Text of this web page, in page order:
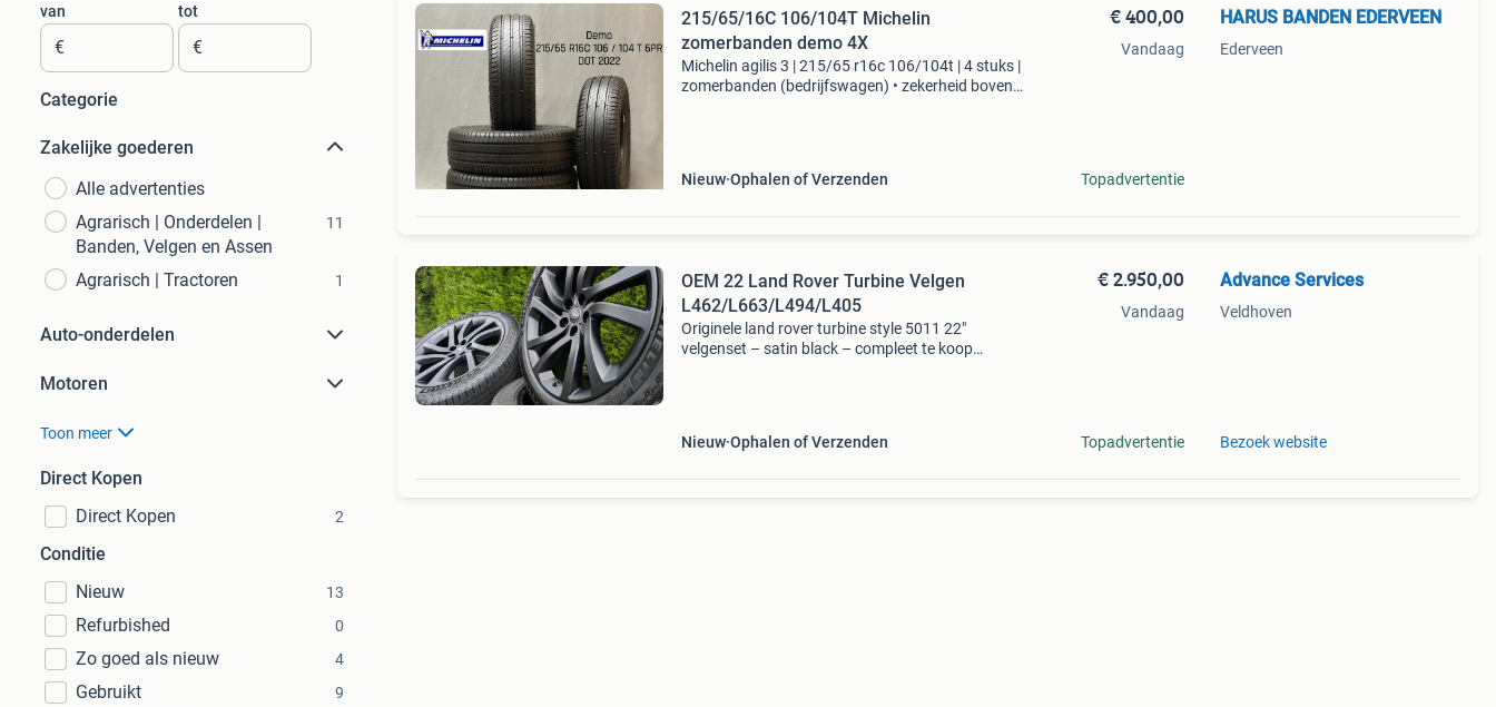
van
€
tot
€
Categorie
Zakelijke goederen
Alle advertenties
Agrarisch | Onderdelen |
Banden, Velgen en Assen
11
Agrarisch | Tractoren 1
Auto-onderdelen
Motoren
Toon meer
Direct Kopen
Direct Kopen
2
Conditie
Nieuw
13
Refurbished 0
Zo goed als nieuw 4
Gebruikt 9
215/65/16C 106/104T Michelin
zomerbanden demo 4X
Michelin agilis 3 | 215/65 r16c 106/104t | 4 stuks |
zomerbanden (bedrijfswagen) • zekerheid boven
Nieuw Ophalen of Verzenden
€ 400,00
Vandaag
Topadvertentie
HARUS BANDEN EDERVEEN
Ederveen
OEM 22 Land Rover Turbine Velgen
L462/L663/L494/L405
Originele land rover turbine style 5011 22"
velgenset – satin black – compleet te koop
Nieuw Ophalen of Verzenden
€ 2.950,00
Vandaag
Topadvertentie
Advance Services
Veldhoven
Bezoek website